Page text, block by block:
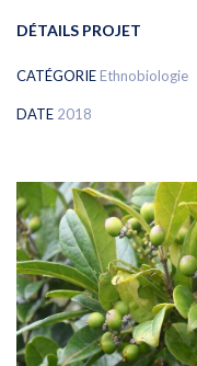
DÉTAILS PROJET
CATÉGORIE Ethnobiologie
DATE 2018